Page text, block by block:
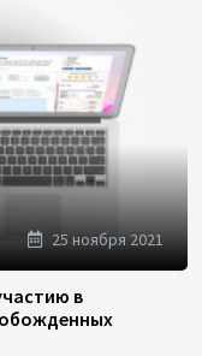
25 ноября 2021
в